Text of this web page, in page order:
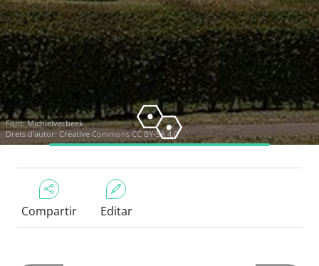
Font:Michielverbeek
Drets d'autor: Creative Commons CC BY-SA 4.0
Compartir Editar